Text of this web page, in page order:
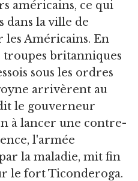
américains, ce qui
dans la ville de
Américains. En
troupes britanniques
sous les ordres
arrivèrent au
le gouverneur
à lancer une contre-
l'armée
la maladie, mit fin
le fort Ticonderoga.